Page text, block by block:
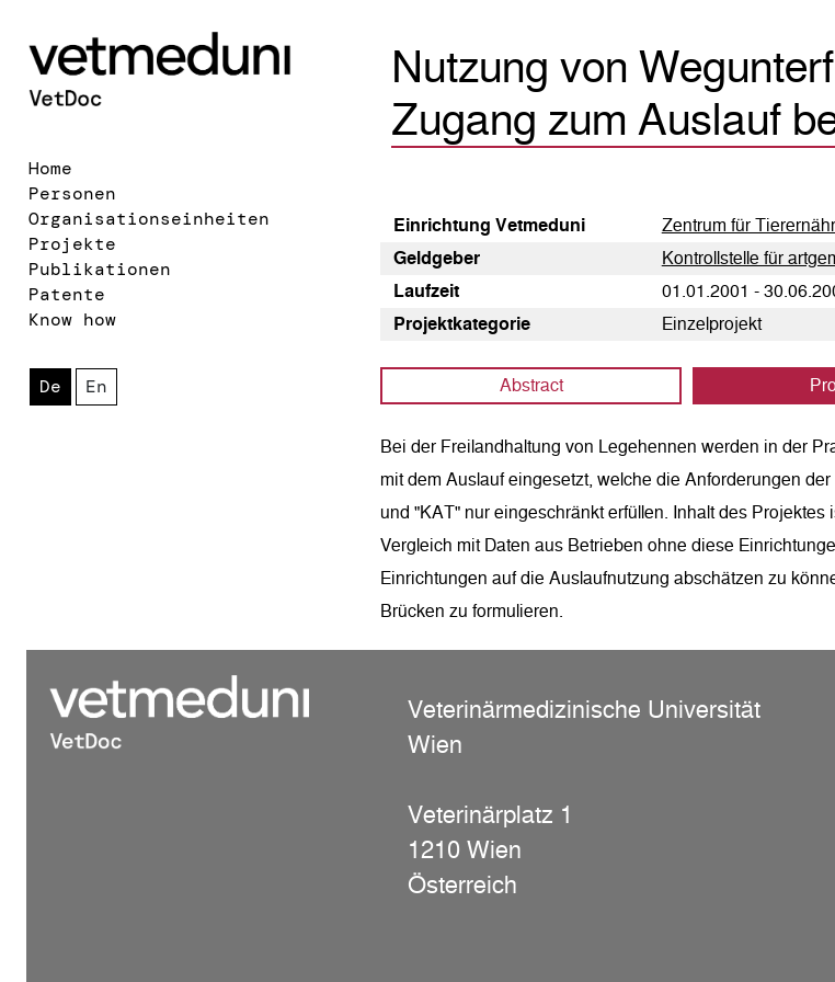
Home
Personen
Organisationseinheiten
Projekte
Publikationen
Patente
Know how
De En
Nutzung von
Zugang zum Auslauf
Einrichtung Vetmeduni
Zentrum für
Geldgeber
Kontrollstelle für
Laufzeit
01.01.2001 -
Pro­jekt­kategorie
Einzelprojekt
Abstract
Bei der Freilandhaltung von Legehennen werden in der
mit dem Auslauf eingesetzt, welche die Anforderungen
und "KAT" nur eingeschränkt erfüllen. Inhalt des
Vergleich mit Daten aus Betrieben ohne diese
Einrichtungen auf die Auslaufnutzung abschätzen zu
Brücken zu formulieren.
Veterinärmedizinische Universität
Wien
Veterinärplatz 1
1210 Wien
Österreich